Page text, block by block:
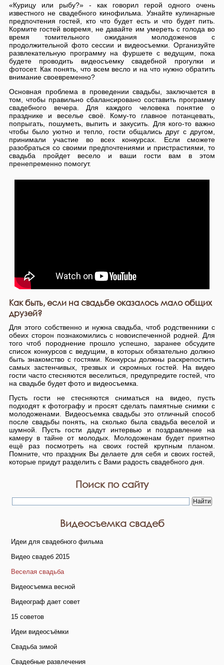
«Курицу или рыбу?» - как говорил герой одного очень
известного не свадебного кинофильма. Узнайте кулинарные
предпочтения гостей, кто что будет есть и что будет пить.
Кормите гостей вовремя, не давайте им умереть с голода во
время томительного ожидания молодоженов с
продолжительной фото сессии и видеосъемки. Организуйте
развлекательную программу на фуршете с ведущим, пока
будете проводить видеосъемку свадебной прогулки и
фотосет. Как понять, что всем весло и на что нужно обратить
внимание своевременно?
Основная проблема в проведении свадьбы, заключается в
том, чтобы правильно сбалансировано составить программу
свадебного вечера. Для каждого человека понятие о
празднике и веселье своё. Кому-то главное потанцевать,
попрыгать, пошуметь, выпить и закусить. Для кого-то важно
чтобы было уютно и тепло, гости общались друг с другом,
принимали участие во всех конкурсах. Если сможете
разобраться со своими предпочтениями и пристрастиями, то
свадьба пройдет весело и ваши гости вам в этом
пренепременно помогут.
Как быть, если на свадьбе оказалось мало общих
друзей?
Для этого собственно и нужна свадьба, чтоб родственники с
обеих сторон познакомились с новоиспеченной родней. Для
того чтоб породнение прошло успешно, заранее обсудите
список конкурсов с ведущим, в которых обязательно должно
быть знакомство с гостями. Конкурсы должны раскрепостить
самых застенчивых, трезвых и скромных гостей. На видео
гости часто стесняются веселиться, предупредите гостей, что
на свадьбе будет фото и видеосъемка.
Пусть гости не стесняются сниматься на видео, пусть
подходят к фотографу и просят сделать памятные снимки с
молодоженами. Видеосъемка свадьбы это отличный способ
после свадьбы понять, на сколько была свадьба веселой и
шумной. Пусть гости дадут интервью и поздравление на
камеру в тайне от молодых. Молодоженам будет приятно
ещё раз посмотреть на своих гостей крупным планом.
Помните, что праздник Вы делаете для себя и своих гостей,
которые придут разделить с Вами радость свадебного дня.
Поиск по сайту
Видеосъемка свадеб
Идеи для свадебного фильма
Видео свадеб 2015
Веселая свадьба
Видеосъемка весной
Видеограф дает совет
15 советов
Идеи видеосъёмки
Свадьба зимой
Свадебные развлечения